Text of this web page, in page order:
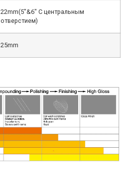
22mm(5″&6″ С центральным
отверстием)
25mm